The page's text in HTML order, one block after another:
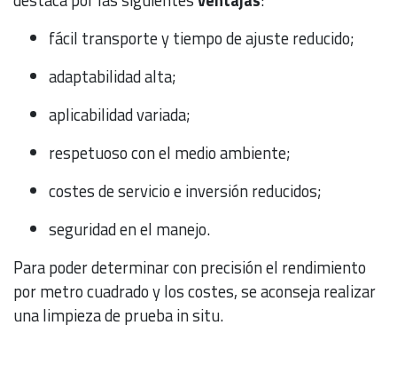
fácil transporte y tiempo de ajuste reducido;
adaptabilidad alta;
aplicabilidad variada;
respetuoso con el medio ambiente;
costes de servicio e inversión reducidos;
seguridad en el manejo.
Para poder determinar con precisión el rendimiento
por metro cuadrado y los costes, se aconseja realizar
una limpieza de prueba in situ.